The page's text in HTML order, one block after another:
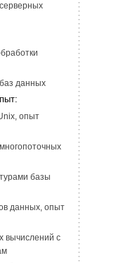
данных
опыт
базы
данных, опыт
вычислений с